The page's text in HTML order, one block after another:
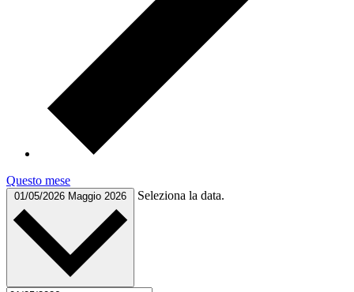
Questo mese
01/05/2026 Maggio 2026 Seleziona la data.